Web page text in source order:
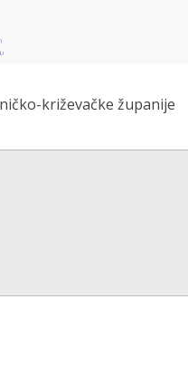
križevačke županije